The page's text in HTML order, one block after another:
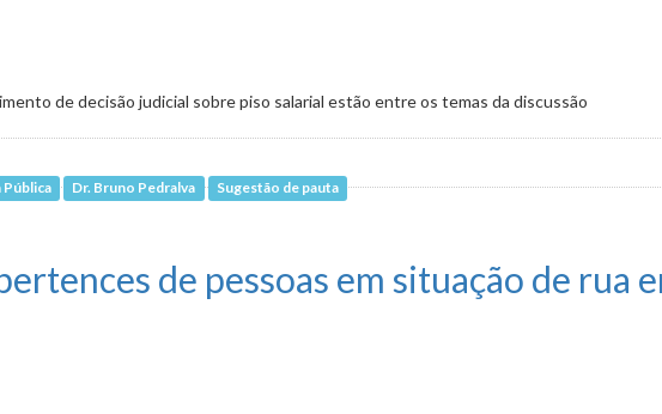
de decisão judicial sobre piso salarial estão entre os temas da discussão
Pública Dr. Bruno Pedralva Sugestão de pauta
de pessoas em situação de rua